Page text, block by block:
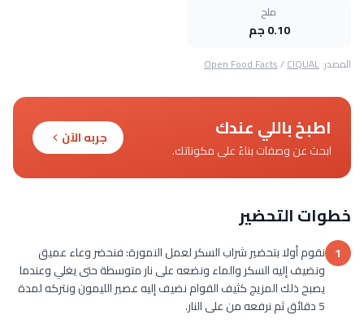
ملح
0.10 جم
المصدر: Open Food Facts/CIQUAL
اطبخ باللي عندك
ابحث عن وصفات بناءً على مكوناتك.
جربه الآن
خطوات التحضير
1 نقوم أولا بتحضير شراب السكر لعمل النمورة: فنحضر وعاء عميق
ونضيف إليه السكر والماء ونضعه على نار متوسطة حتى يغلي وعندما
يصبح ذلك المزيج كثيف القوام نضيف إليه عصير الليمون ونتركه لمدة
5 دقائق ثم نرفعه من على النار.